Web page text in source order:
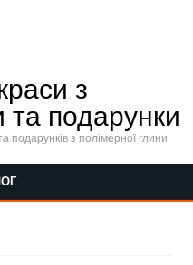
з
та подарунки
подарунків з полімерної глини